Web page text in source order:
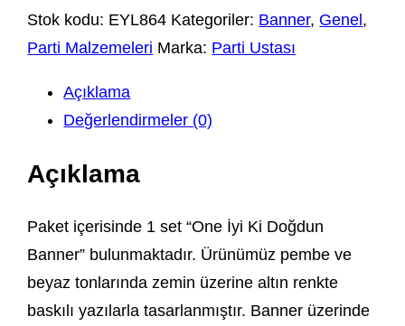
Stok kodu: EYL864 Kategoriler: Banner, Genel ,
Parti Malzemeleri Marka: Parti Ustası
Açıklama
Değerlendirmeler (0)
Açıklama
Paket içerisinde 1 set “One İyi Ki Doğdun
Banner” bulunmaktadır. Ürünümüz pembe ve
beyaz tonlarında zemin üzerine altın renkte
baskılı yazılarla tasarlanmıştır. Banner üzerinde